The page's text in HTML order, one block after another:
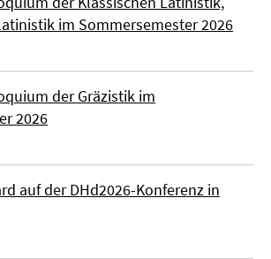
im Sommersemester 2026
der Gräzistik im
2026
auf der DHd2026-Konferenz in